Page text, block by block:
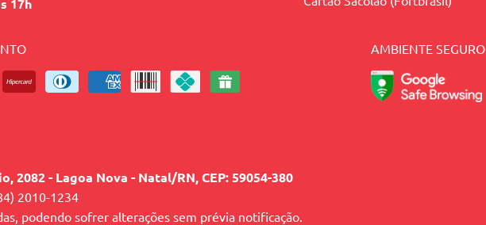
17h
AMBIENTE SEGURO
2082 - Lagoa Nova - Natal/RN, CEP: 59054-380
2010-1234
podendo sofrer alterações sem prévia notificação.